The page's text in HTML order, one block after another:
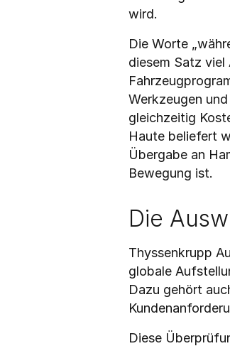
wird.
Die Worte
diesem Satz
Werkzeugen
gleichzeitig
Haute beliefert
Übergabe an
Bewegung ist.
Die
Thyssenkrupp
globale
Dazu gehört
Diese